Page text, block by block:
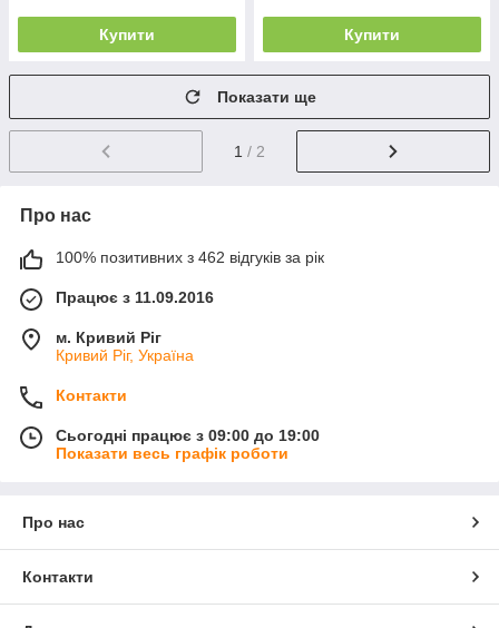
Купити Купити
Показати ще
1 / 2
Про нас
100% позитивних з 462 відгуків за рік
Працює з 11.09.2016
м. Кривий Ріг
Кривий Ріг, Україна
Контакти
Сьогодні працює з 09:00 до 19:00
Показати весь графік роботи
Про нас
Контакти